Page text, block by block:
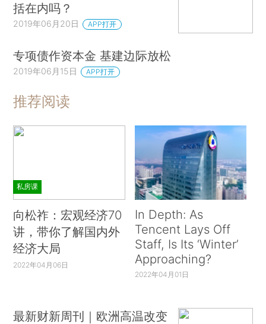
括在内吗？
2019年06月20日 APP打开
专项债作资本金 基建边际放松
2019年06月15日 APP打开
推荐阅读
私房课
向松祚：宏观经济70
讲，带你了解国内外
经济大局
2022年04月06日
In Depth: As
Tencent Lays Off
Staff, Is Its ‘Winter’
Approaching?
2022年04月01日
最新财新周刊｜欧洲高温改变